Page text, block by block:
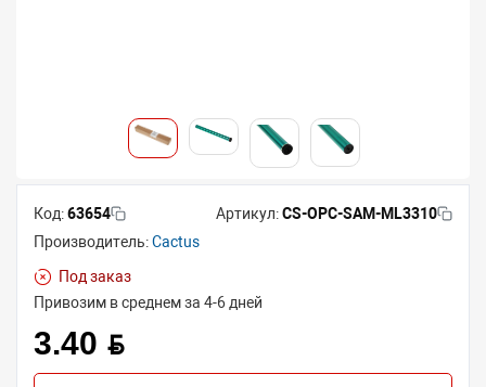
Код:63654 Артикул:CS-OPC-SAM-ML3310
Производитель:Cactus
Под заказ
Привозим в среднем за 4-6 дней
3.40 BYN